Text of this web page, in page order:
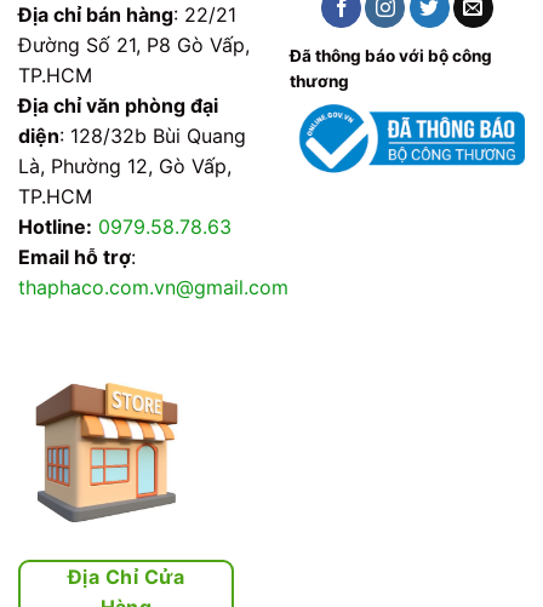
Địa chỉ bán hàng: 22/21
Đường Số 21, P8 Gò Vấp,
TP.HCM
Địa chỉ văn phòng đại
diện: 128/32b Bùi Quang
Là, Phường 12, Gò Vấp,
TP.HCM
Hotline: 0979.58.78.63
Email hỗ trợ:
thaphaco.com.vn@gmail.com
Đã thông báo với bộ công
thương
Địa Chỉ Cửa